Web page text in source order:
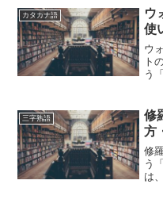
「
い
カタカナ語
ウ
使
ウ
ト
う
フ
で
三字熟語
修
方
修
う
は